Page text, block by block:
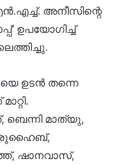
അനീസിന്റെ
ഉപയോഗിച്ച്
ഉടൻ തന്നെ
ബെന്നി മാത്യു,
ശുഹൈബ്,
ഷാനവാസ്,